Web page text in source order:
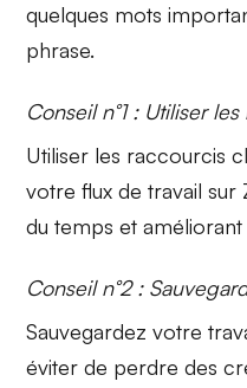
quelques mots
phrase.
Conseil n°1 : Utiliser
Utiliser les raccourcis
votre flux de travail sur
du temps et
Conseil n°2 :
Sauvegardez votre
éviter de perdre des